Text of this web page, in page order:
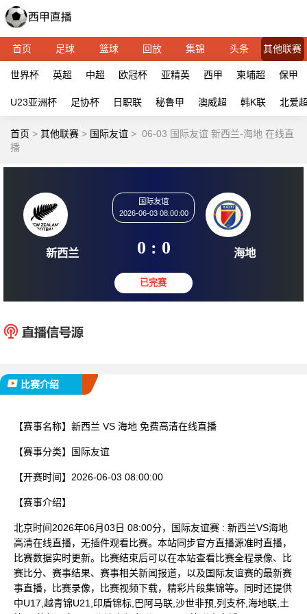
首页 足球 篮球 回放 集锦 头条 其他联赛
世界杯 英超 中超 欧冠杯 亚精英 西甲 柬埔超 保甲
U23亚洲杯 足协杯 日职联 秘鲁甲 澳威超 韩K联 北爱
首页 > 其他联赛 > 国际友谊 > 06-03 国际友谊 新西兰-海地 在线直
播
国际友谊
0 : 0
比赛介绍
【赛事名称】 新西兰 VS 海地 免费高清在线直播
【赛事分类】 国际友谊
【开赛时间】 2026-06-03 08:00:00
【赛事介绍】
北京时间2026年06月03日 08:00分，国际友谊赛 : 新西兰VS海地
高清在线直播，无插件观看比赛。本站同步官方直播源准时直播，
比赛数据实时更新。比赛结束后可以在本站查看比赛全程录像、比
赛比分、赛事结果、赛事相关新闻报道，以及国际友谊赛的最新赛
事直播，比赛录像，比赛视频下载，精彩片段集锦等。同时还提供
中U17,越青锦U21,印盾锦标,巴阿马联,沙世非预,列支杯,海地联,土